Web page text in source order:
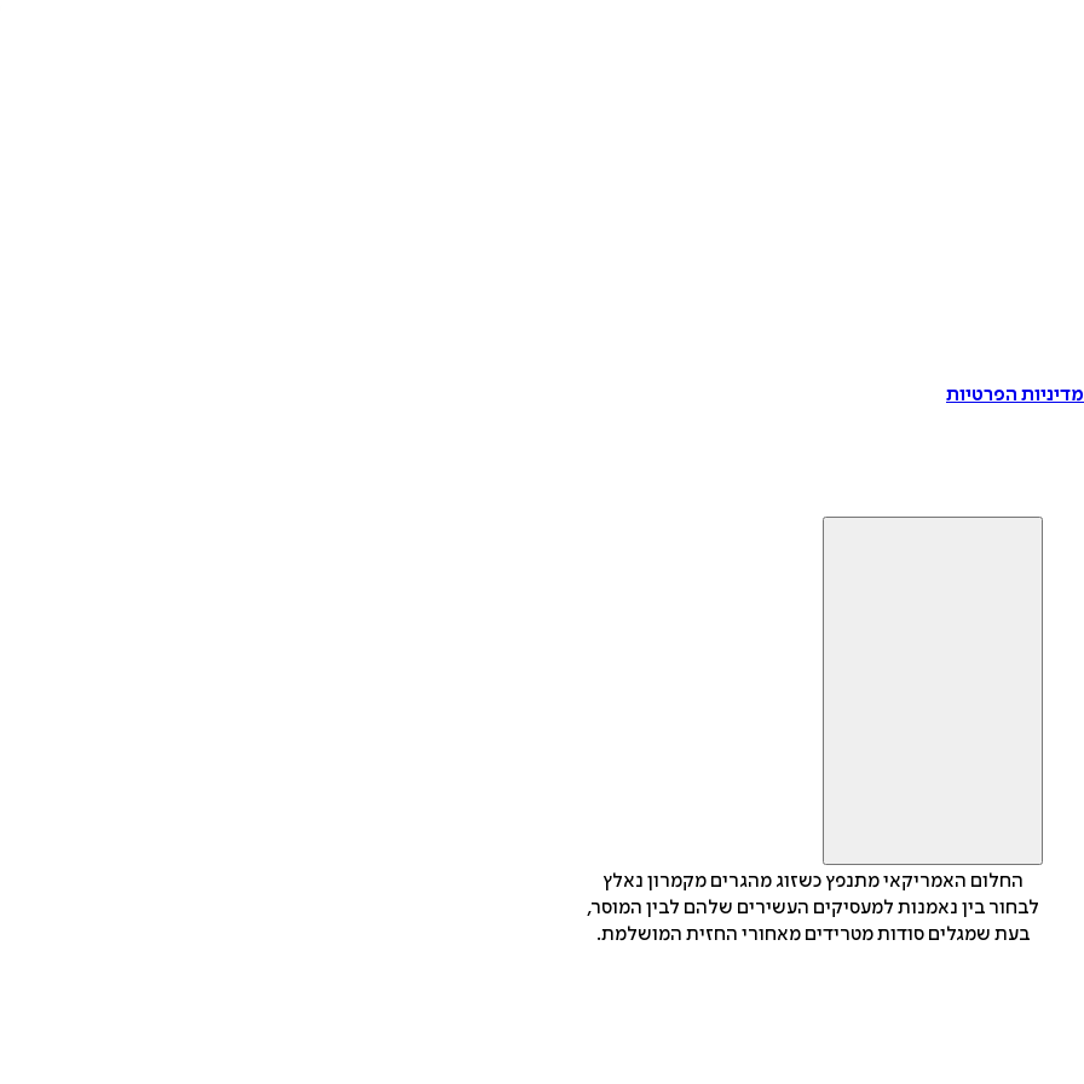
הפרטיות
החלום האמריקאי מתנפץ כשזוג מהגרים מקמרון נאלץ
לבחור בין נאמנות למעסיקים העשירים שלהם לבין המוסר,
בעת שמגלים סודות מטרידים מאחורי החזית המושלמת.